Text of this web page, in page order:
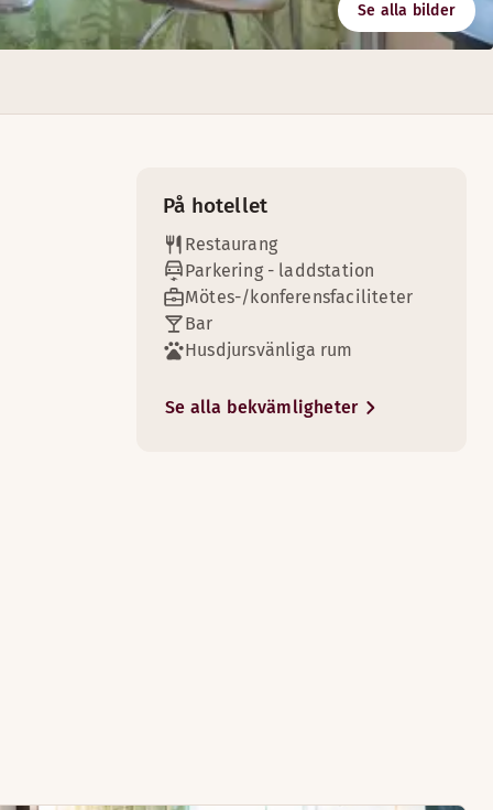
Se alla bilder
På hotellet
Restaurang
Parkering - laddstation
Mötes-/konferensfaciliteter
Bar
Husdjursvänliga rum
Se alla bekvämligheter
pauser eller tilltugg serveras i möteslokalerna.
extra komfort.